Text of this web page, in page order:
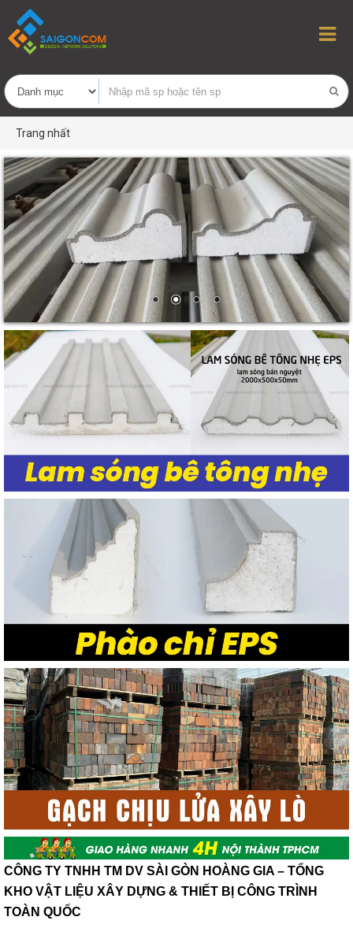
Trang nhất
CÔNG TY TNHH TM DV SÀI GÒN HOÀNG GIA – TỔNG
KHO VẬT LIỆU XÂY DỰNG & THIẾT BỊ CÔNG TRÌNH
TOÀN QUỐC